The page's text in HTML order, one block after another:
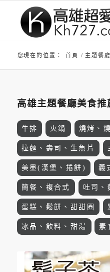
您現在的位置： 首頁 / 主題餐廳
高雄主題餐廳美食推
牛排 火鍋 燒烤、
拉麵、壽司、生魚片
美墨(漢堡、捲餅) 義
簡餐、複合式 吐司、
蛋糕、鬆餅、甜甜圈
冰品、飲料、甜湯 素